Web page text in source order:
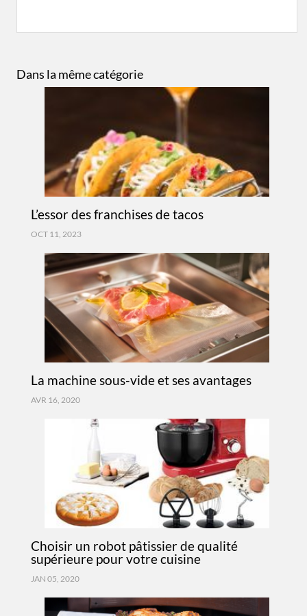
Dans la même catégorie
L’essor des franchises de tacos
OCT 11, 2023
La machine sous-vide et ses avantages
AVR 16, 2020
Choisir un robot pâtissier de qualité
supérieure pour votre cuisine
JAN 05, 2020